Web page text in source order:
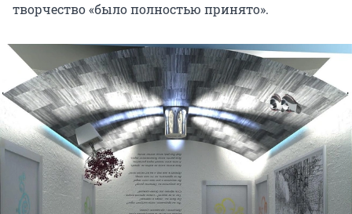
творчество «было полностью принято».